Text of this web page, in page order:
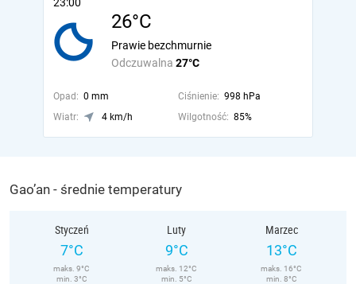
26°C
Odczuwalna 27°C
Prawie bezchmurnie
Opad: 0 mm Ciśnienie: 998 hPa
Wiatr:
4 km/h Wilgotność: 85%
Gao’an - średnie temperatury
Styczeń
7°C
maks. 9°C
min. 3°C
Luty
9°C
maks. 12°C
min. 5°C
Marzec
13°C
maks. 16°C
min. 8°C